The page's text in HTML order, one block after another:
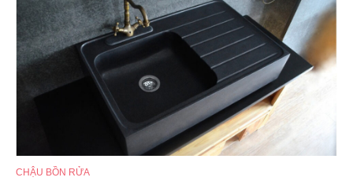
CHẬU BỒN RỬA